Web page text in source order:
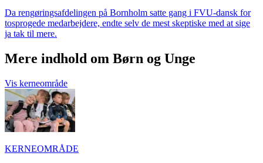
Da rengøringsafdelingen på Bornholm satte gang i FVU-dansk for
tosprogede medarbejdere, endte selv de mest skeptiske med at sige
ja tak til mere.
Mere indhold om Børn og Unge
Vis kerneområde
KERNEOMRÅDE